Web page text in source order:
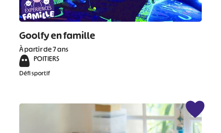
Goolfy en famille
À partir de 7 ans
POITIERS
Défi sportif